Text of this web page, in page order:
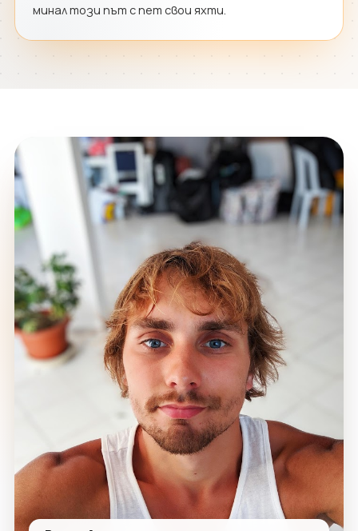
минал този път с пет свои яхти.